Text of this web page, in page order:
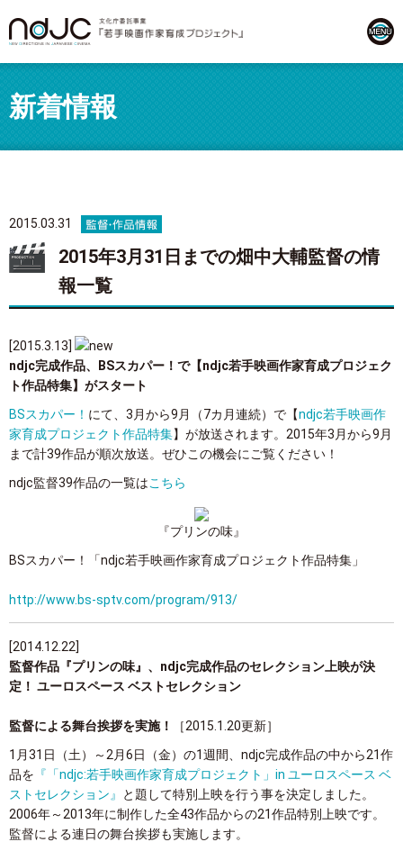
新着情報
2015.03.31
2015年3月31日までの畑中大輔監督の情
報一覧
[2015.3.13]
ndjc完成作品、BSスカパー！で【ndjc若手映画作家育成プロジェク
ト作品特集】がスタート
BSスカパー！ にて、3月から9月（7カ月連続）で【ndjc若手映画作
家育成プロジェクト作品特集】が放送されます。2015年3月から9月
まで計39作品が順次放送。ぜひこの機会にご覧ください！
ndjc監督39作品の一覧はこちら
『プリンの味』
BSスカパー！「ndjc若手映画作家育成プロジェクト作品特集」
http://www.bs-sptv.com/program/913/
[2014.12.22]
監督作品『プリンの味』、ndjc完成作品のセレクション上映が決
定！ ユーロスペース ベストセレクション
監督による舞台挨拶を実施！
［2015.1.20更新］
1月31日（土）～2月6日（金）の1週間、ndjc完成作品の中から21作
品を 『「ndjc:若手映画作家育成プロジェクト」in ユーロスペース ベ
ストセレクション』
と題して特別上映を行う事を決定しました。
2006年～2013年に制作した全43作品からの21作品特別上映です。
監督による連日の舞台挨拶も実施します。